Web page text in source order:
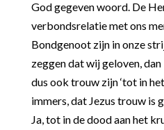
God gegeven woord. De
verbondsrelatie met ons
Bondgenoot zijn in onze
zeggen dat wij geloven,
dus ook trouw zijn ‘tot in
immers, dat Jezus trouw is
Ja, tot in de dood aan het